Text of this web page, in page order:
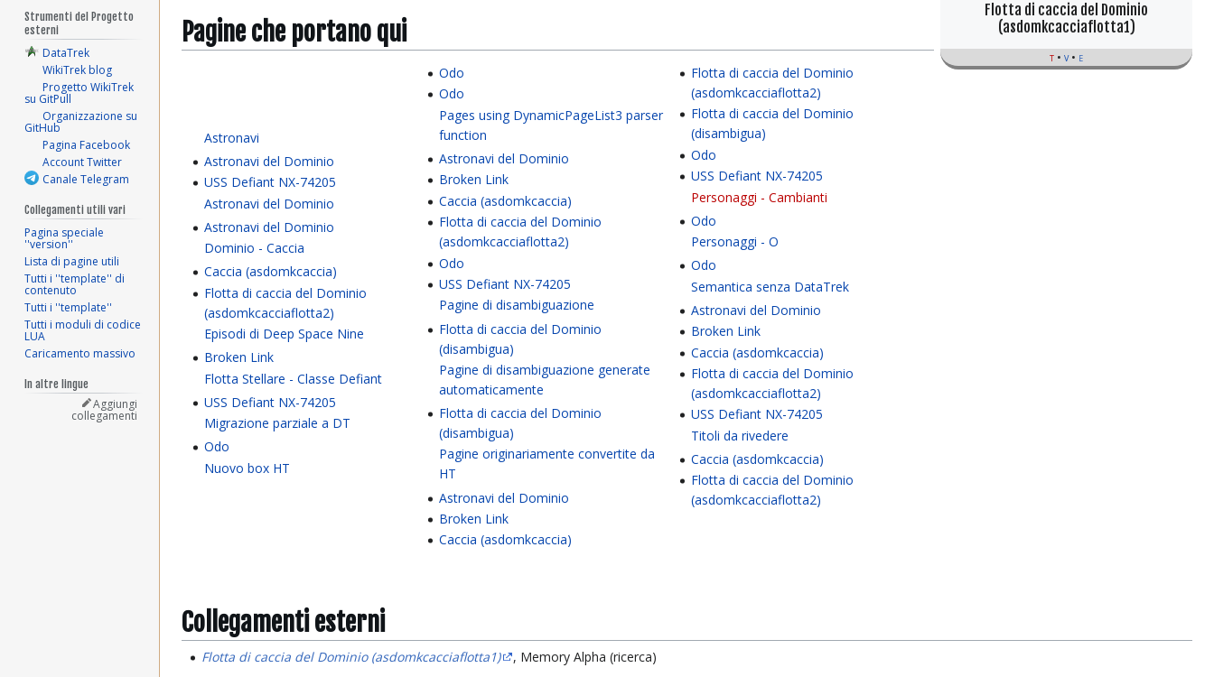
Flotta di caccia del Dominio
(asdomkcacciaflotta1)
t v e
Pagine che portano qui
Astronavi
Astronavi del Dominio
USS Defiant NX-74205
Astronavi del Dominio
Astronavi del Dominio
Dominio - Caccia
Caccia (asdomkcaccia)
Flotta di caccia del Dominio
(asdomkcacciaflotta2)
Episodi di Deep Space Nine
Broken Link
Flotta Stellare - Classe Defiant
USS Defiant NX-74205
Migrazione parziale a DT
Odo
Nuovo box HT
Odo
Odo
Pages using DynamicPageList3 parser
function
Astronavi del Dominio
Broken Link
Caccia (asdomkcaccia)
Flotta di caccia del Dominio
(asdomkcacciaflotta2)
Odo
USS Defiant NX-74205
Pagine di disambiguazione
Flotta di caccia del Dominio
(disambigua)
Pagine di disambiguazione generate
automaticamente
Flotta di caccia del Dominio
(disambigua)
Pagine originariamente convertite da
HT
Astronavi del Dominio
Broken Link
Caccia (asdomkcaccia)
Flotta di caccia del Dominio
(asdomkcacciaflotta2)
Flotta di caccia del Dominio
(disambigua)
Odo
USS Defiant NX-74205
Personaggi - Cambianti
Odo
Personaggi - O
Odo
Semantica senza DataTrek
Astronavi del Dominio
Broken Link
Caccia (asdomkcaccia)
Flotta di caccia del Dominio
(asdomkcacciaflotta2)
USS Defiant NX-74205
Titoli da rivedere
Caccia (asdomkcaccia)
Flotta di caccia del Dominio
(asdomkcacciaflotta2)
Collegamenti esterni
Flotta di caccia del Dominio (asdomkcacciaflotta1) , Memory Alpha (ricerca)
Strumenti del Progetto
esterni
DataTrek
WikiTrek blog
Progetto WikiTrek
su GitPull
Organizzazione su
GitHub
Pagina Facebook
Account Twitter
Canale Telegram
Collegamenti utili vari
Pagina speciale
''version''
Lista di pagine utili
Tutti i ''template'' di
contenuto
Tutti i ''template''
Tutti i moduli di codice
LUA
Caricamento massivo
In altre lingue
Aggiungi
collegamenti